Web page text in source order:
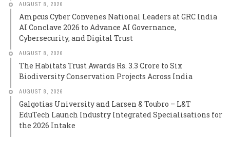
AUGUST 8, 2026
Ampcus Cyber Convenes National Leaders at GRC India
AI Conclave 2026 to Advance AI Governance,
Cybersecurity, and Digital Trust
AUGUST 8, 2026
The Habitats Trust Awards Rs. 3.3 Crore to Six
Biodiversity Conservation Projects Across India
AUGUST 8, 2026
Galgotias University and Larsen & Toubro – L&T
EduTech Launch Industry Integrated Specialisations for
the 2026 Intake